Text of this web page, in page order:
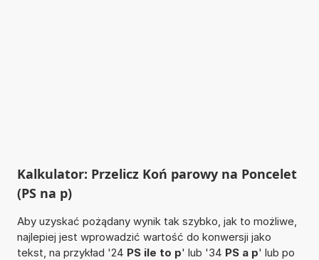
Kalkulator: Przelicz Koń parowy na Poncelet
(PS na p)
Aby uzyskać pożądany wynik tak szybko, jak to możliwe,
najlepiej jest wprowadzić wartość do konwersji jako
tekst, na przykład '24 PS ile to p' lub '34 PS a p' lub po